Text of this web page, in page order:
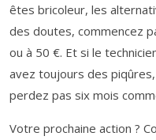
êtes bricoleur, les
des doutes, commencez
ou à 50 €. Et si le
avez toujours des
perdez pas six mois
Votre prochaine action ?